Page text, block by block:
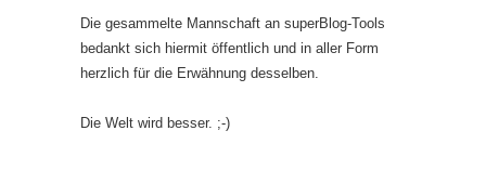
Die gesammelte Mannschaft an superBlog-Tools
bedankt sich hiermit öffentlich und in aller Form
herzlich für die Erwähnung desselben.
Die Welt wird besser. ;-)